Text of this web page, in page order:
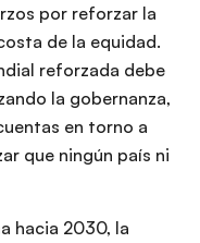
por reforzar la
de la equidad.
reforzada debe
la gobernanza,
en torno a
que ningún país ni
hacia 2030, la